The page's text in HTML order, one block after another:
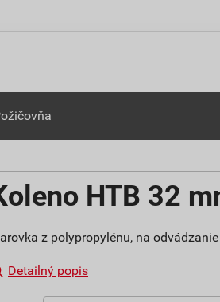
HTB 32
z polypropylénu, na
Detailný popis